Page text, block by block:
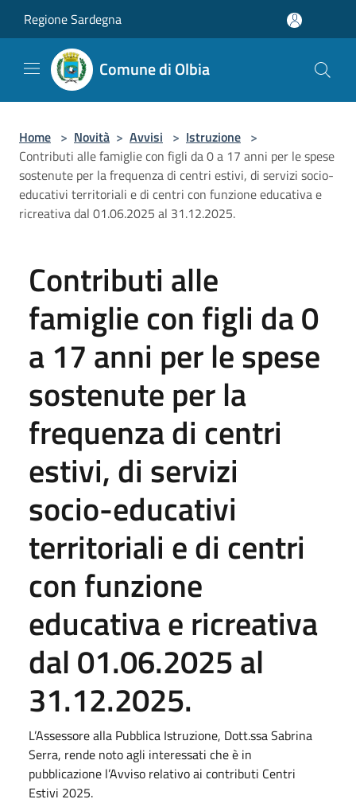
Regione Sardegna
Comune di Olbia
Home > Novità > Avvisi > Istruzione >
Contributi alle famiglie con figli da 0 a 17 anni per le spese
sostenute per la frequenza di centri estivi, di servizi socio-
educativi territoriali e di centri con funzione educativa e
ricreativa dal 01.06.2025 al 31.12.2025.
Contributi alle
famiglie con figli da 0
a 17 anni per le spese
sostenute per la
frequenza di centri
estivi, di servizi
socio-educativi
territoriali e di centri
con funzione
educativa e ricreativa
dal 01.06.2025 al
31.12.2025.
L’Assessore alla Pubblica Istruzione, Dott.ssa Sabrina
Serra, rende noto agli interessati che è in
pubblicazione l’Avviso relativo ai contributi Centri
Estivi 2025.